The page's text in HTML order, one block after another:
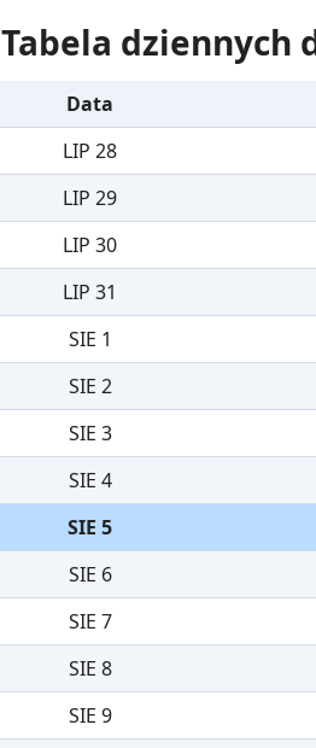
Tabela dziennych
Data
LIP 28
LIP 29
LIP 30
LIP 31
SIE 1
SIE 2
SIE 3
SIE 4
SIE 5
SIE 6
SIE 7
SIE 8
SIE 9